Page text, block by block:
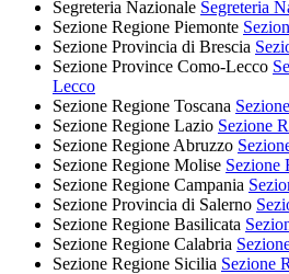
Segreteria Nazionale Segreteria
Sezione Regione Piemonte
Sezione Provincia di Brescia
Sezione Province Como-Lecco
Lecco
Sezione Regione Toscana
Sezione Regione Lazio Sezione
Sezione Regione Abruzzo
Sezione Regione Molise Sezione
Sezione Regione Campania
Sezione Provincia di Salerno
Sezione Regione Basilicata
Sezione Regione Calabria
Sezione Regione Sicilia Sezione